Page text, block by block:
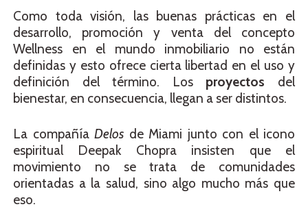
Como toda visión, las buenas prácticas en el
desarrollo, promoción y venta del concepto
Wellness en el mundo inmobiliario no están
definidas y esto ofrece cierta libertad en el uso y
definición del término. Los proyectos del
bienestar, en consecuencia, llegan a ser distintos.
La compañía Delos de Miami junto con el icono
espiritual Deepak Chopra insisten que el
movimiento no se trata de comunidades
orientadas a la salud, sino algo mucho más que
eso.